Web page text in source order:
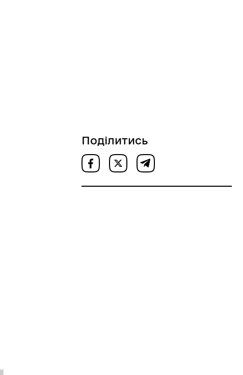
Поділитись